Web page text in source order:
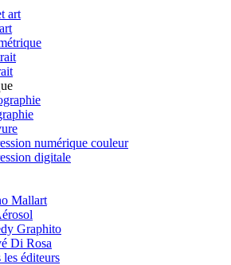
art
numérique couleur
digitale
Mallart
Graphito
Di Rosa
les éditeurs